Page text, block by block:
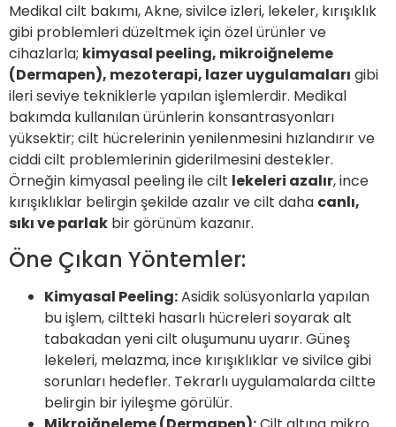
Medikal cilt bakımı, Akne, sivilce izleri, lekeler, kırışıklık
gibi problemleri düzeltmek için özel ürünler ve
cihazlarla; kimyasal peeling, mikroiğneleme
(Dermapen), mezoterapi, lazer uygulamaları gibi
ileri seviye tekniklerle yapılan işlemlerdir. Medikal
bakımda kullanılan ürünlerin konsantrasyonları
yüksektir; cilt hücrelerinin yenilenmesini hızlandırır ve
ciddi cilt problemlerinin giderilmesini destekler.
Örneğin kimyasal peeling ile cilt lekeleri azalır, ince
kırışıklıklar belirgin şekilde azalır ve cilt daha canlı,
sıkı ve parlak bir görünüm kazanır.
Öne Çıkan Yöntemler:
Kimyasal Peeling:Asidik solüsyonlarla yapılan
bu işlem, ciltteki hasarlı hücreleri soyarak alt
tabakadan yeni cilt oluşumunu uyarır. Güneş
lekeleri, melazma, ince kırışıklıklar ve sivilce gibi
sorunları hedefler. Tekrarlı uygulamalarda ciltte
belirgin bir iyileşme görülür.